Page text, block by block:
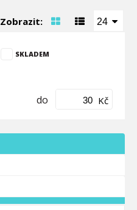
Zobrazit: 24
SKLADEM
do Kč